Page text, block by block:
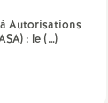
Autorisations
: le (…)